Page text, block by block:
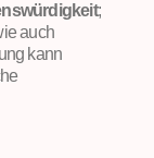
;
auch
kann